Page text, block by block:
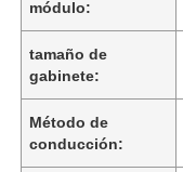
módulo:
tamaño de
gabinete:
Método de
conducción: